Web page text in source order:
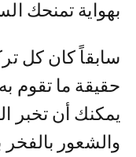
بهواية تمنحك
سابقاً كان كل
حقيقة ما تقوم
يمكنك أن تخبر
والشعور